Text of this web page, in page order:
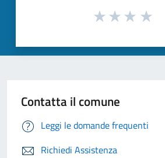
Contatta il comune
Leggi le domande frequenti
Richiedi Assistenza